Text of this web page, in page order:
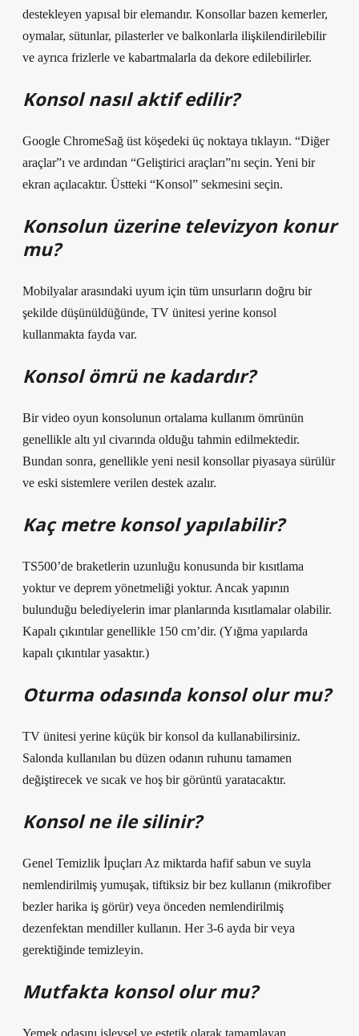
destekleyen yapısal bir elemandır. Konsollar bazen kemerler,
oymalar, sütunlar, pilasterler ve balkonlarla ilişkilendirilebilir
ve ayrıca frizlerle ve kabartmalarla da dekore edilebilirler.
Konsol nasıl aktif edilir?
Google ChromeSağ üst köşedeki üç noktaya tıklayın. “Diğer
araçlar”ı ve ardından “Geliştirici araçları”nı seçin. Yeni bir
ekran açılacaktır. Üstteki “Konsol” sekmesini seçin.
Konsolun üzerine televizyon konur
mu?
Mobilyalar arasındaki uyum için tüm unsurların doğru bir
şekilde düşünüldüğünde, TV ünitesi yerine konsol
kullanmakta fayda var.
Konsol ömrü ne kadardır?
Bir video oyun konsolunun ortalama kullanım ömrünün
genellikle altı yıl civarında olduğu tahmin edilmektedir.
Bundan sonra, genellikle yeni nesil konsollar piyasaya sürülür
ve eski sistemlere verilen destek azalır.
Kaç metre konsol yapılabilir?
TS500’de braketlerin uzunluğu konusunda bir kısıtlama
yoktur ve deprem yönetmeliği yoktur. Ancak yapının
bulunduğu belediyelerin imar planlarında kısıtlamalar olabilir.
Kapalı çıkıntılar genellikle 150 cm’dir. (Yığma yapılarda
kapalı çıkıntılar yasaktır.)
Oturma odasında konsol olur mu?
TV ünitesi yerine küçük bir konsol da kullanabilirsiniz.
Salonda kullanılan bu düzen odanın ruhunu tamamen
değiştirecek ve sıcak ve hoş bir görüntü yaratacaktır.
Konsol ne ile silinir?
Genel Temizlik İpuçları Az miktarda hafif sabun ve suyla
nemlendirilmiş yumuşak, tiftiksiz bir bez kullanın (mikrofiber
bezler harika iş görür) veya önceden nemlendirilmiş
dezenfektan mendiller kullanın. Her 3-6 ayda bir veya
gerektiğinde temizleyin.
Mutfakta konsol olur mu?
Yemek odasını işlevsel ve estetik olarak tamamlayan